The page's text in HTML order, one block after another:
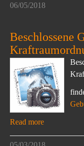
06/05/2018
Beschlossene
Read more